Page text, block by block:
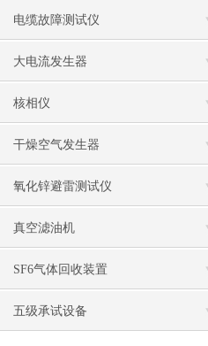
电缆故障测试仪
大电流发生器
核相仪
干燥空气发生器
氧化锌避雷测试仪
真空滤油机
SF6气体回收装置
五级承试设备